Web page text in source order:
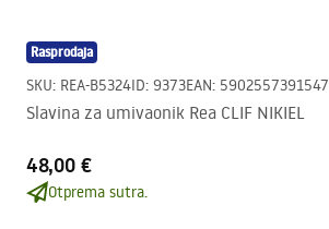
Rasprodaja
SKU: REA-B5324ID: 9373EAN: 5902557391547
Slavina za umivaonik Rea CLIF NIKIEL
48,00 €
Otprema sutra.